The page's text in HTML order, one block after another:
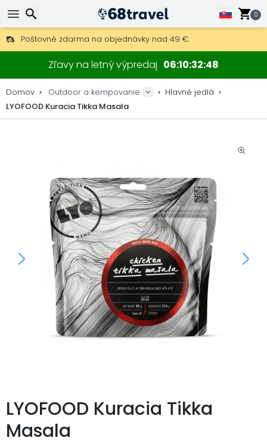
0
Poštovné zdarma na objednávky nad 49 €.
30 dní na vrátenie, 90 dní na drevené mapy a dekorácie.
Najlepšie ceny na outdoor vybavenie a doplnky.
Zľavy na letný výpredaj 06 10 32 48
Domov Outdoor a kempovanie
Hlavné jedlá
LYOFOOD Kuracia Tikka Masala
LYOFOOD Kuracia Tikka
Masala
Hľadať